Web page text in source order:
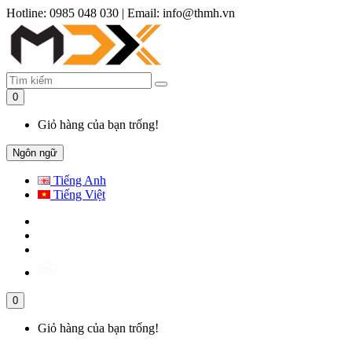
Hotline: 0985 048 030 | Email: info@thmh.vn
0
Giỏ hàng của bạn trống!
Ngôn ngữ
Tiếng Anh
Tiếng Việt
0
Giỏ hàng của bạn trống!